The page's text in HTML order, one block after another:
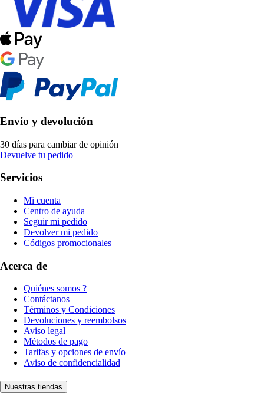
Envío y devolución
30 días para cambiar de opinión
Devuelve tu pedido
Servicios
Mi cuenta
Centro de ayuda
Seguir mi pedido
Devolver mi pedido
Códigos promocionales
Acerca de
Quiénes somos ?
Contáctanos
Términos y Condiciones
Devoluciones y reembolsos
Aviso legal
Métodos de pago
Tarifas y opciones de envío
Aviso de confidencialidad
Nuestras tiendas